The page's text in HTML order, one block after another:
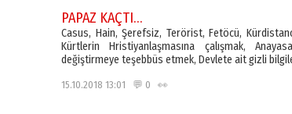
PAPAZ KAÇTI…
Casus, Hain, Şerefsiz, Terörist, Fetöcü,
Kürtlerin Hristiyanlaşmasına çalışmak,
değiştirmeye teşebbüs etmek, Devlete ait gizli
15.10.2018 13:01 💬 0 👀